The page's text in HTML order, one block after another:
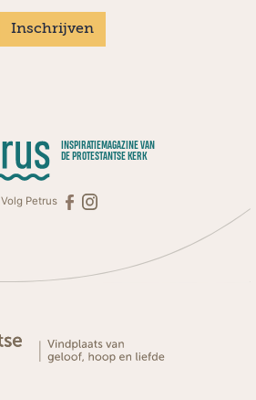
Inschrijven
INSPIRATIEMAGAZINE VAN
DE PROTESTANTSE KERK
Volg Petrus